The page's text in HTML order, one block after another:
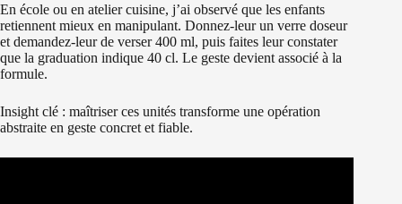
En école ou en atelier cuisine, j’ai observé que les enfants
retiennent mieux en manipulant. Donnez-leur un verre doseur
et demandez-leur de verser 400 ml, puis faites leur constater
que la graduation indique 40 cl. Le geste devient associé à la
formule.
Insight clé : maîtriser ces unités transforme une opération
abstraite en geste concret et fiable.